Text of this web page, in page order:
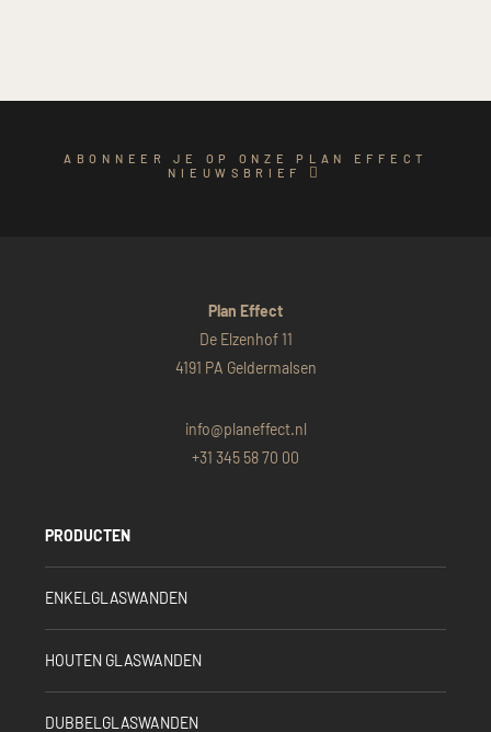
ABONNEER JE OP ONZE PLAN EFFECT
NIEUWSBRIEF
Plan Effect
De Elzenhof 11
4191 PA Geldermalsen
info@planeffect.nl
+31 345 58 70 00
PRODUCTEN
ENKELGLASWANDEN
HOUTEN GLASWANDEN
DUBBELGLASWANDEN